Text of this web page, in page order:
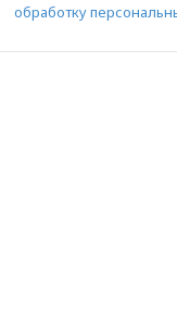
обработку